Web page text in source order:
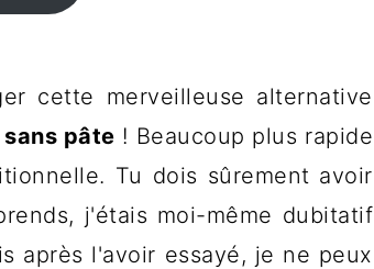
cette merveilleuse alternative
sans pâte ! Beaucoup plus rapide
Tu dois sûrement avoir
j'étais moi-même dubitatif
après l'avoir essayé, je ne peux